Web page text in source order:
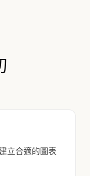
立合適的圖表